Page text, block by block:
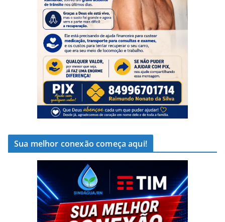
Sua melhor conexão começa aqui!